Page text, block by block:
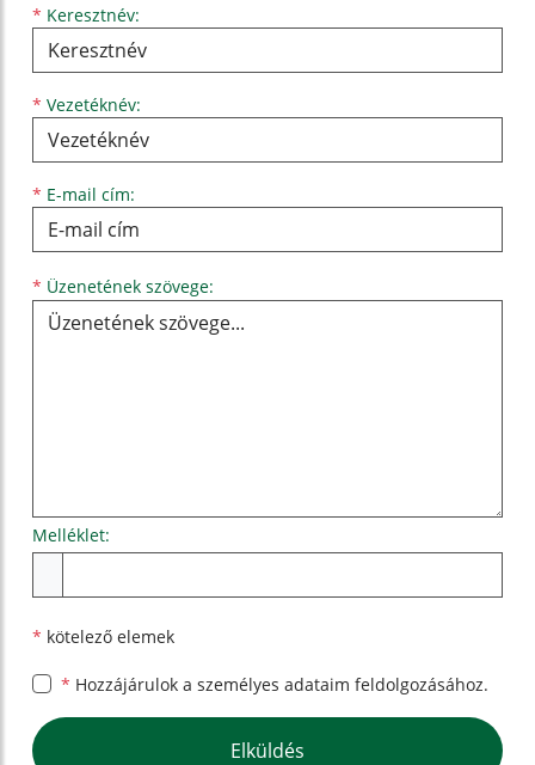
* Keresztnév:
Keresztnév
* Vezetéknév:
Vezetéknév
* E-mail cím:
E-mail cím
* Üzenetének szövege:
Melléklet:
* kötelező elemek
* Hozzájárulok a személyes adataim feldolgozásához.
Google reCaptcha Response
Elküldés